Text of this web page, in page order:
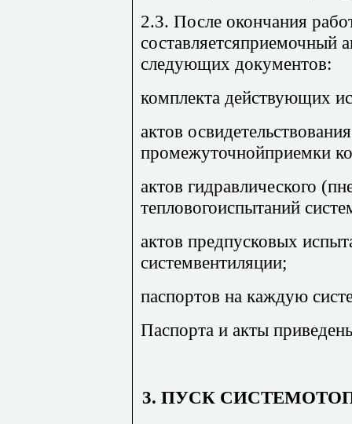
2.3. После окончания
составляетсяприемочный
следующих документов:
комплекта действующих
актов
промежуточнойприемки
актов гидравлического
тепловогоиспытаний
актов предпусковых
системвентиляции;
паспортов на каждую
Паспорта и акты
3. ПУСК